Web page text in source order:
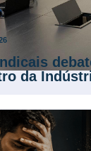
da